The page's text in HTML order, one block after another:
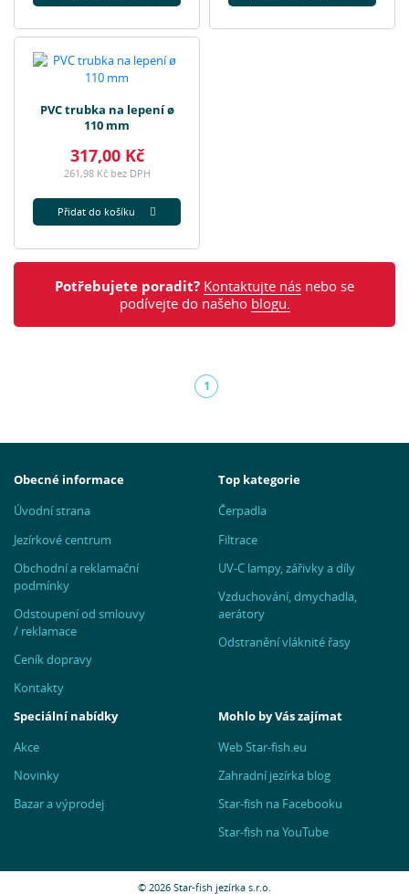
PVC trubka na lepení ø
110 mm
317,00 Kč
261,98 Kč bez DPH
Přidat do košíku
Potřebujete poradit? Kontaktujte nás nebo se
podívejte do našeho blogu.
1(aktuální)
Obecné informace
Úvodní strana
Jezírkové centrum
Obchodní a reklamační
podmínky
Odstoupení od smlouvy
/ reklamace
Ceník dopravy
Kontakty
Top kategorie
Čerpadla
Filtrace
UV-C lampy, zářivky a díly
Vzduchování, dmychadla,
aerátory
Odstranění vláknité řasy
Speciální nabídky
Akce
Novinky
Bazar a výprodej
Mohlo by Vás zajímat
Web Star-fish.eu
Zahradní jezírka blog
Star-fish na Facebooku
Star-fish na YouTube
© 2026 Star-fish jezírka s.r.o.